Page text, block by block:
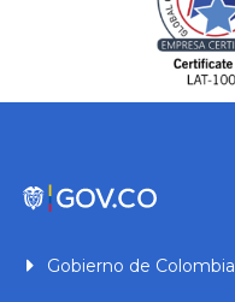
Gobierno de Colombia